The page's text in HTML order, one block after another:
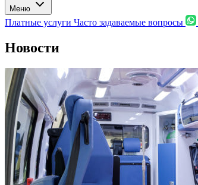
Меню
Платные услуги Часто задаваемые вопросы
Новости